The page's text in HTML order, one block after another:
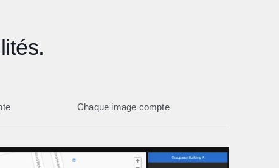
Chaque image compte